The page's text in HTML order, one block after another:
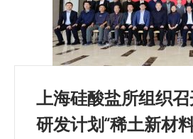
上海硅酸盐所组织
研发计划“稀土新材